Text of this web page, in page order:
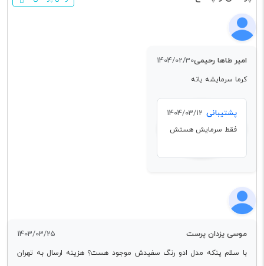
امیر طاها رحیمی1404/02/30
کرما سرمایشه یانه
پشتیبانی 1404/03/12
فقط سرمایش هستش
موسی یزدان پرست 1403/03/25
با سلام پنکه مدل ادو رنگ سفیدش موجود هست؟ هزینه ارسال به تهران